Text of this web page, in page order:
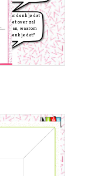
Waar denk je dat
het over zal
gaan, waarom
denk je dat?
Gebruik de
placemat!